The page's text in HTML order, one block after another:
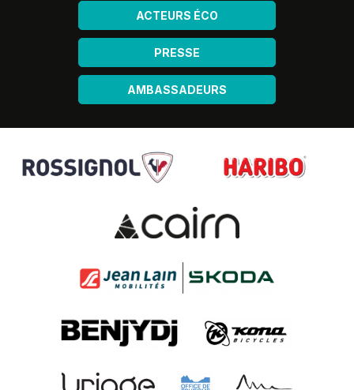
ACTEURS ÉCO
PRESSE
AMBASSADEURS